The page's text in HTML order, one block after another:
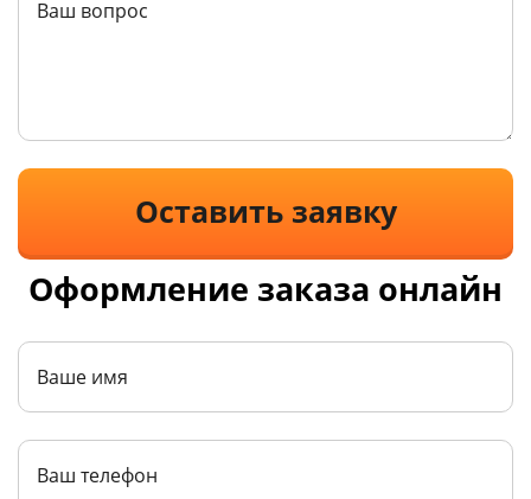
Оставить заявку
Оформление заказа онлайн